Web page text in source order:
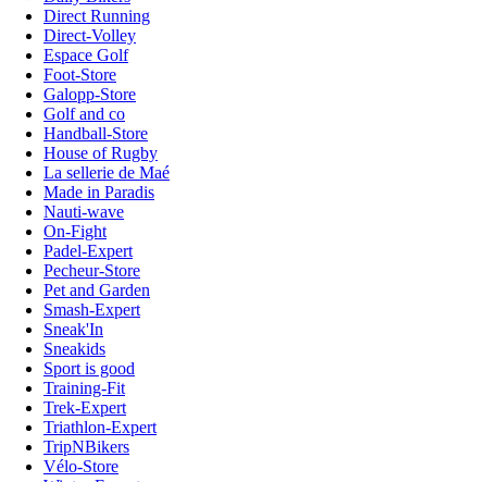
Direct Running
Direct-Volley
Espace Golf
Foot-Store
Galopp-Store
Golf and co
Handball-Store
House of Rugby
La sellerie de Maé
Made in Paradis
Nauti-wave
On-Fight
Padel-Expert
Pecheur-Store
Pet and Garden
Smash-Expert
Sneak'In
Sneakids
Sport is good
Training-Fit
Trek-Expert
Triathlon-Expert
TripNBikers
Vélo-Store